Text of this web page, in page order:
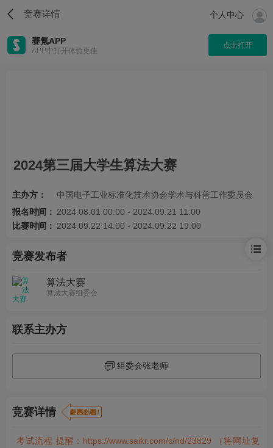
竞赛详情 个人中心
赛氪APP
APP中打开体验更佳
点击打开
2024第三届大学生算法大赛
主办方：
中国电子工业标准化技术协会学术与科普工作委员会
报名时间： 2024.08.01 00:00 - 2024.09.21 11:00
比赛时间： 2024.09.22 14:00 - 2024.09.22 19:00
竞赛发布者
算法大赛
算法大赛组委会
联系主办方
组委会张老师
竞赛详情
考试流程 提醒： https://www.saikr.com/c/nd/23829 （将网址复